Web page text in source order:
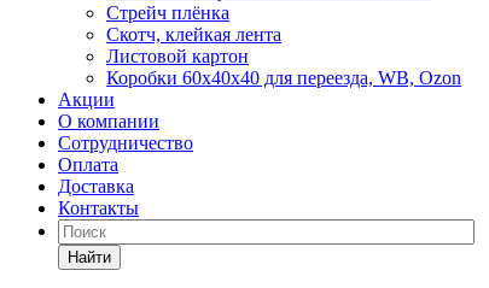
Стрейч плёнка
Скотч, клейкая лента
Листовой картон
Коробки 60х40х40 для переезда, WB, Ozon
Акции
О компании
Сотрудничество
Оплата
Доставка
Контакты
Найти